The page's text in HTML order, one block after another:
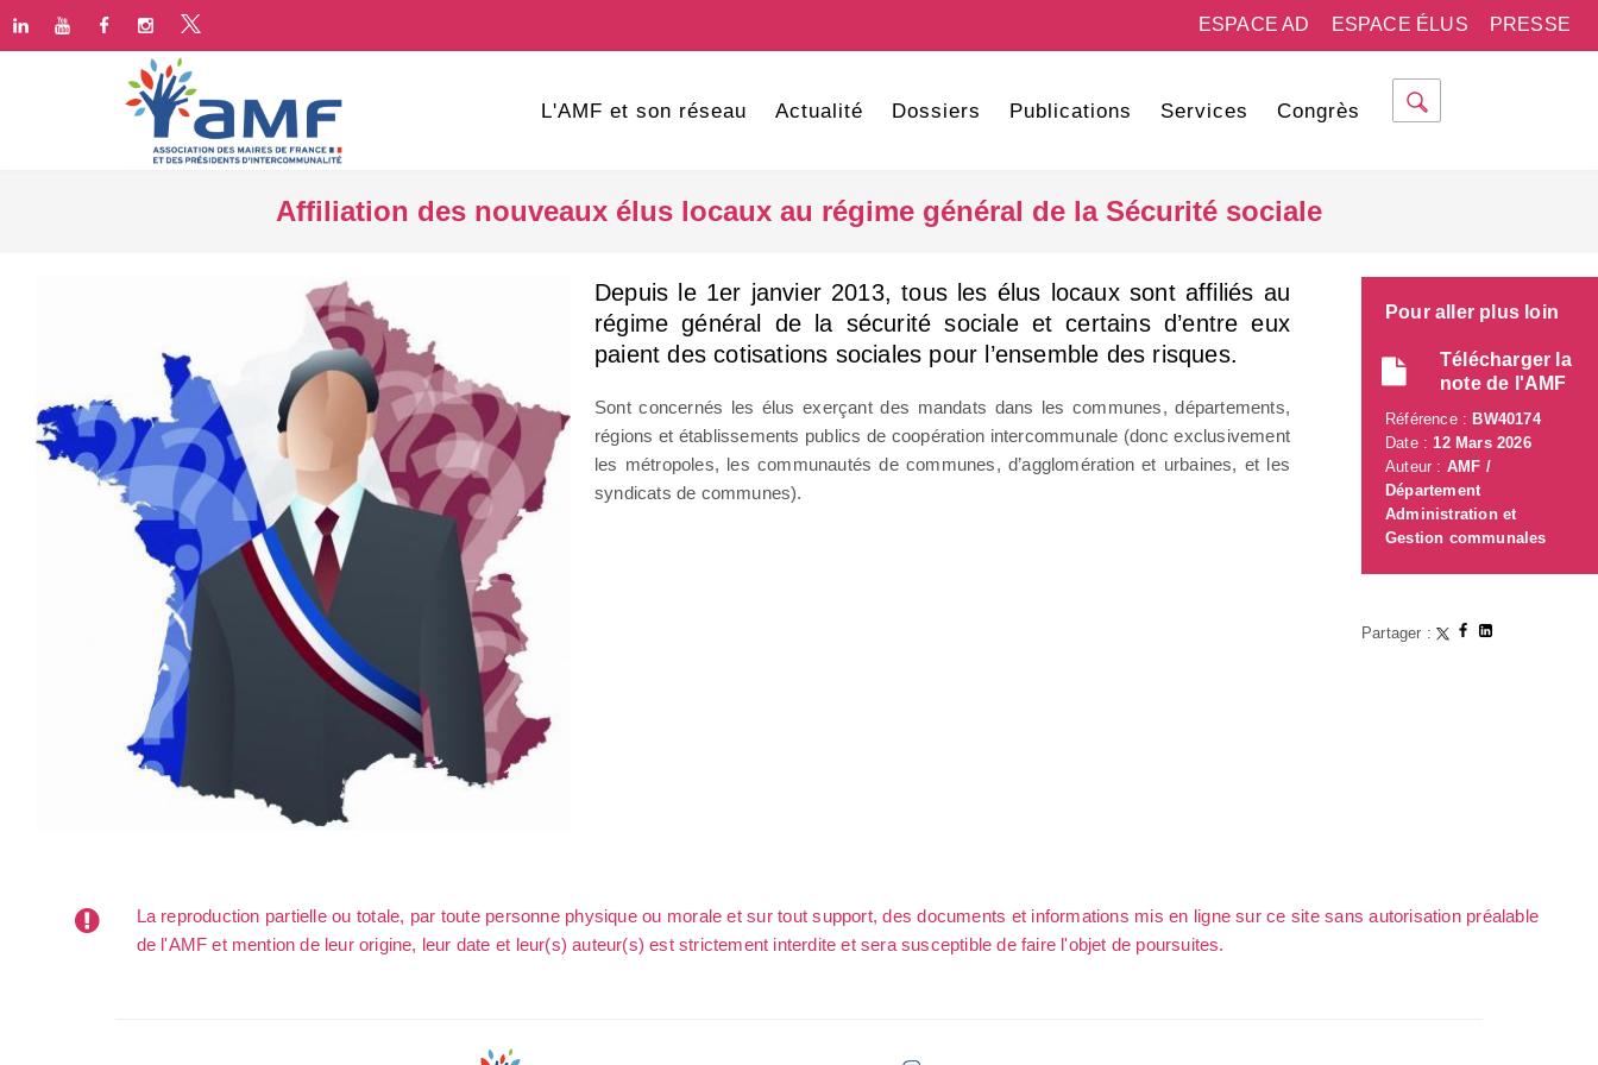
PRESSE
ESPACE ÉLUS
ESPACE AD
L'AMF et son réseau Actualité Dossiers Publications Services Congrès
Affiliation des nouveaux élus locaux au régime général de la Sécurité sociale
Depuis le 1er janvier 2013, tous les élus locaux sont affiliés au
régime général de la sécurité sociale et certains d’entre eux
paient des cotisations sociales pour l’ensemble des risques.
Sont concernés les élus exerçant des mandats dans les communes, départements,
régions et établissements publics de coopération intercommunale (donc exclusivement
les métropoles, les communautés de communes, d’agglomération et urbaines, et les
syndicats de communes).
Pour aller plus loin
Télécharger la
note de l'AMF
Référence : BW40174
Date :12 Mars 2026
Auteur : AMF /
Département
Administration et
Gestion communales
Partager :
La reproduction partielle ou totale, par toute personne physique ou morale et sur tout support, des documents et informations mis en ligne sur ce site sans autorisation préalable
de l'AMF et mention de leur origine, leur date et leur(s) auteur(s) est strictement interdite et sera susceptible de faire l'objet de poursuites.